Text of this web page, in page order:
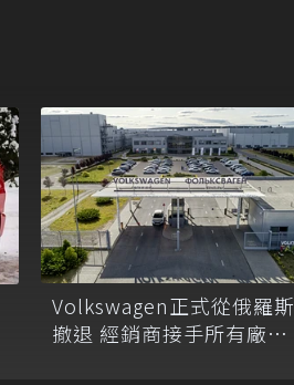
Volkswagen正式從俄羅斯
撤退 經銷商接手所有廠房